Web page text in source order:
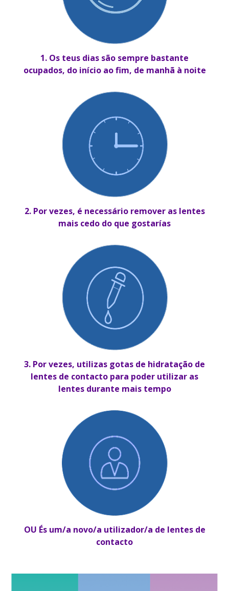
1. Os teus dias são sempre bastante
ocupados, do início ao fim, de manhã à noite
2. Por vezes, é necessário remover as lentes
mais cedo do que gostarías
3. Por vezes, utilizas gotas de hidratação de
lentes de contacto para poder utilizar as
lentes durante mais tempo
OU És um/a novo/a utilizador/a de lentes de
contacto